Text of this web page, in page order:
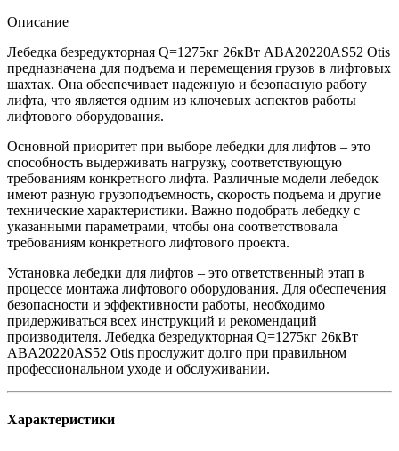
Описание
Лебедка безредукторная Q=1275кг 26кВт ABA20220AS52 Otis
предназначена для подъема и перемещения грузов в лифтовых
шахтах. Она обеспечивает надежную и безопасную работу
лифта, что является одним из ключевых аспектов работы
лифтового оборудования.
Основной приоритет при выборе лебедки для лифтов – это
способность выдерживать нагрузку, соответствующую
требованиям конкретного лифта. Различные модели лебедок
имеют разную грузоподъемность, скорость подъема и другие
технические характеристики. Важно подобрать лебедку с
указанными параметрами, чтобы она соответствовала
требованиям конкретного лифтового проекта.
Установка лебедки для лифтов – это ответственный этап в
процессе монтажа лифтового оборудования. Для обеспечения
безопасности и эффективности работы, необходимо
придерживаться всех инструкций и рекомендаций
производителя. Лебедка безредукторная Q=1275кг 26кВт
ABA20220AS52 Otis прослужит долго при правильном
профессиональном уходе и обслуживании.
Характеристики